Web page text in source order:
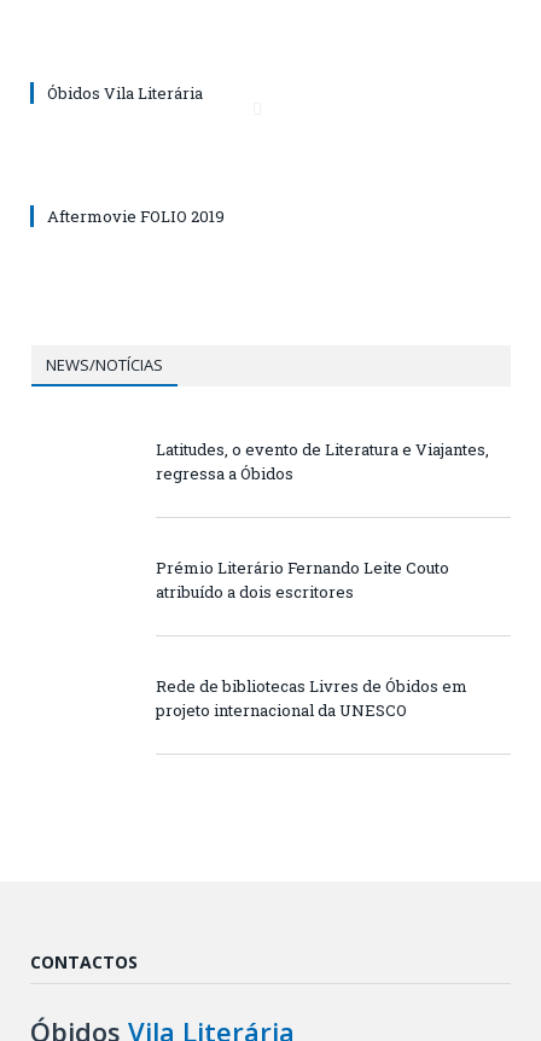
Óbidos Vila Literária
Aftermovie FOLIO 2019
NEWS/NOTÍCIAS
Latitudes, o evento de Literatura e Viajantes,
regressa a Óbidos
Prémio Literário Fernando Leite Couto
atribuído a dois escritores
Rede de bibliotecas Livres de Óbidos em
projeto internacional da UNESCO
CONTACTOS
Óbidos Vila Literária